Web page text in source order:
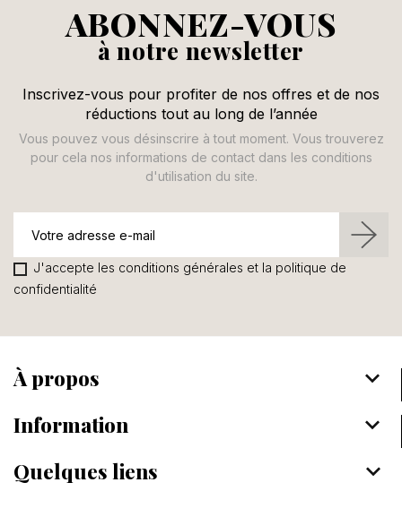
ABONNEZ-VOUS
à notre newsletter
Inscrivez-vous pour profiter de nos offres et de nos
réductions tout au long de l’année
Vous pouvez vous désinscrire à tout moment. Vous trouverez
pour cela nos informations de contact dans les conditions
d'utilisation du site.
J'accepte les conditions générales et la politique de
confidentialité
À propos keyboard_arrow_down
Information keyboard_arrow_down
Quelques liens keyboard_arrow_down